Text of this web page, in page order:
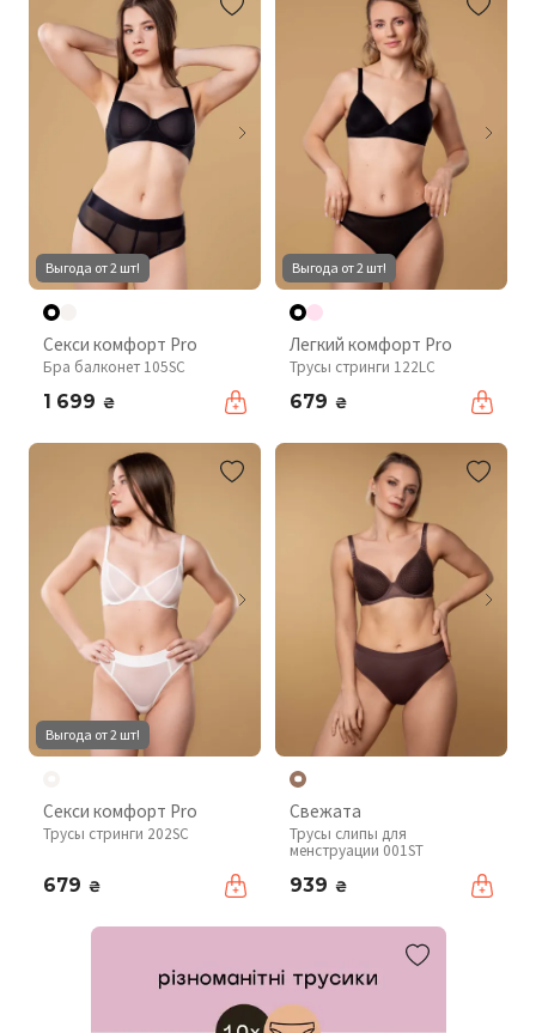
Выгода от 2 шт!
Секси комфорт Pro
Бра балконет 105SC
1 699 ₴
Выгода от 2 шт!
Легкий комфорт Pro
Трусы стринги 122LC
679 ₴
Выгода от 2 шт!
Секси комфорт Pro
Трусы стринги 202SC
679 ₴
Свежата
Трусы слипы для
менструации 001ST
939 ₴